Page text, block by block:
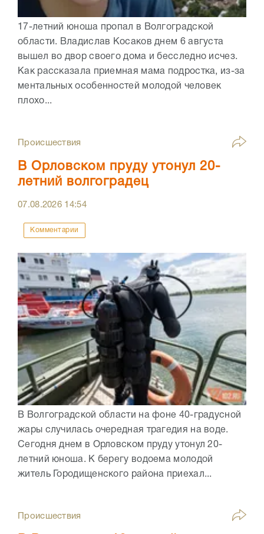
17-летний юноша пропал в Волгоградской
области. Владислав Косаков днем 6 августа
вышел во двор своего дома и бесследно исчез.
Как рассказала приемная мама подростка, из-за
ментальных особенностей молодой человек
плохо...
Происшествия
В Орловском пруду утонул 20-
летний волгоградец
07.08.2026 14:54
Комментарии
В Волгоградской области на фоне 40-градусной
жары случилась очередная трагедия на воде.
Сегодня днем в Орловском пруду утонул 20-
летний юноша. К берегу водоема молодой
житель Городищенского района приехал...
Происшествия